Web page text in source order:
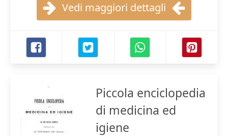
Vedi maggiori dettagli
Piccola enciclopedia
di medicina ed
igiene